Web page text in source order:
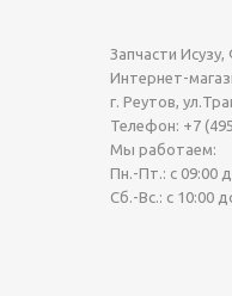
Запчасти
Интернет-
г. Реутов,
Телефон: +7
Мы работаем:
Пн.-Пт.: с 09:00
Сб.-Вс.: с 10:00